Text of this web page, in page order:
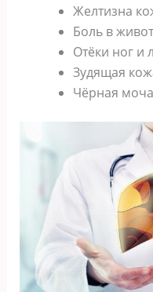
Желтизна
Боль в
Отёки ног и
Зудящая
Чёрная моча